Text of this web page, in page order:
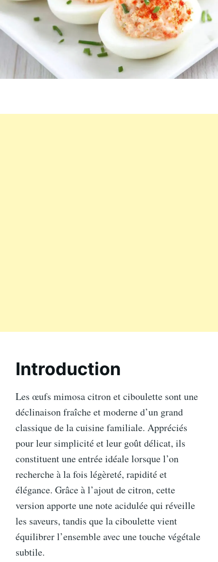
Introduction
Les œufs mimosa citron et ciboulette sont une
déclinaison fraîche et moderne d’un grand
classique de la cuisine familiale. Appréciés
pour leur simplicité et leur goût délicat, ils
constituent une entrée idéale lorsque l’on
recherche à la fois légèreté, rapidité et
élégance. Grâce à l’ajout de citron, cette
version apporte une note acidulée qui réveille
les saveurs, tandis que la ciboulette vient
équilibrer l’ensemble avec une touche végétale
subtile.